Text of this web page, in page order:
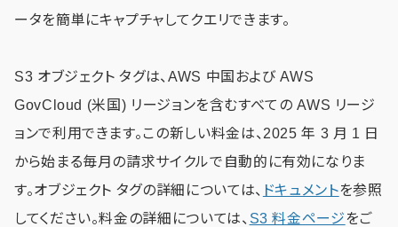
ータを簡単にキャプチャしてクエリできます。
S3 オブジェクト タグは、AWS 中国および AWS
GovCloud (米国) リージョンを含むすべての AWS リージ
ョンで利用できます。この新しい料金は、2025 年 3 月 1 日
から始まる毎月の請求サイクルで自動的に有効になりま
す。オブジェクト タグの詳細については、 ドキュメントを参照
してください。料金の詳細については、 S3 料金ページをご